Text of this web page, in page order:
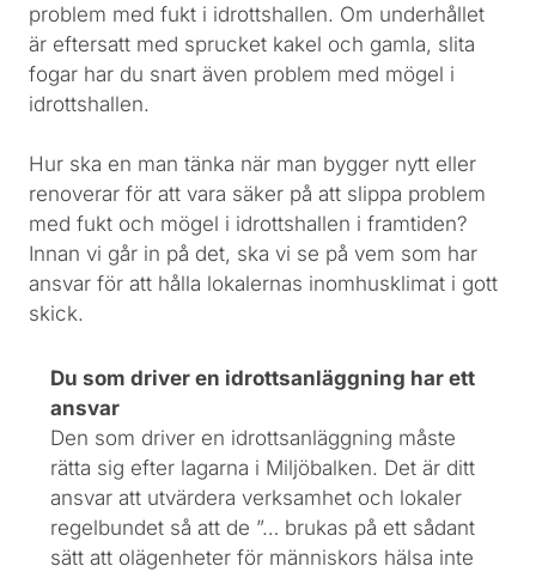
problem med fukt i idrottshallen. Om underhållet
är eftersatt med sprucket kakel och gamla, slita
fogar har du snart även problem med mögel i
idrottshallen.
Hur ska en man tänka när man bygger nytt eller
renoverar för att vara säker på att slippa problem
med fukt och mögel i idrottshallen i framtiden?
Innan vi går in på det, ska vi se på vem som har
ansvar för att hålla lokalernas inomhusklimat i gott
skick.
Du som driver en idrottsanläggning har ett
ansvar
Den som driver en idrottsanläggning måste
rätta sig efter lagarna i Miljöbalken. Det är ditt
ansvar att utvärdera verksamhet och lokaler
regelbundet så att de ”… brukas på ett sådant
sätt att olägenheter för människors hälsa inte